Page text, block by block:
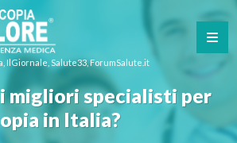
IlGiornale, Salute33, ForumSalute.it
migliori specialisti per
in Italia?